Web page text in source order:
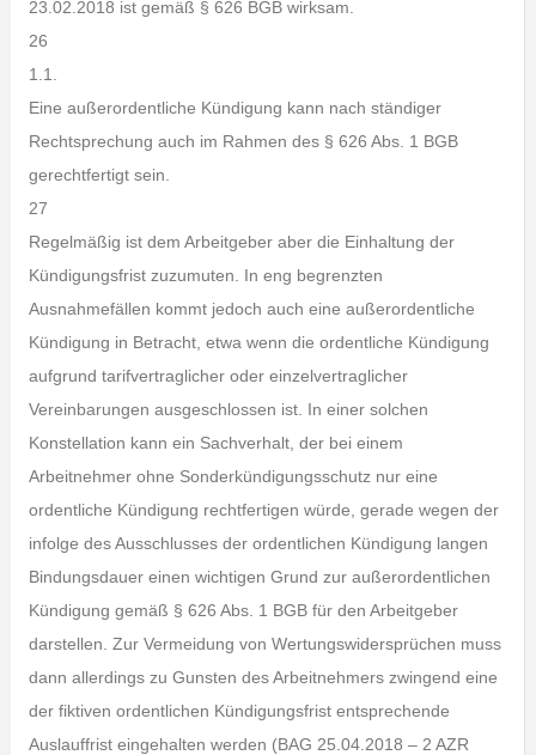
23.02.2018 ist gemäß § 626 BGB wirksam.
26
1.1.
Eine außerordentliche Kündigung kann nach ständiger
Rechtsprechung auch im Rahmen des § 626 Abs. 1 BGB
gerechtfertigt sein.
27
Regelmäßig ist dem Arbeitgeber aber die Einhaltung der
Kündigungsfrist zuzumuten. In eng begrenzten
Ausnahmefällen kommt jedoch auch eine außerordentliche
Kündigung in Betracht, etwa wenn die ordentliche Kündigung
aufgrund tarifvertraglicher oder einzelvertraglicher
Vereinbarungen ausgeschlossen ist. In einer solchen
Konstellation kann ein Sachverhalt, der bei einem
Arbeitnehmer ohne Sonderkündigungsschutz nur eine
ordentliche Kündigung rechtfertigen würde, gerade wegen der
infolge des Ausschlusses der ordentlichen Kündigung langen
Bindungsdauer einen wichtigen Grund zur außerordentlichen
Kündigung gemäß § 626 Abs. 1 BGB für den Arbeitgeber
darstellen. Zur Vermeidung von Wertungswidersprüchen muss
dann allerdings zu Gunsten des Arbeitnehmers zwingend eine
der fiktiven ordentlichen Kündigungsfrist entsprechende
Auslauffrist eingehalten werden (BAG 25.04.2018 – 2 AZR